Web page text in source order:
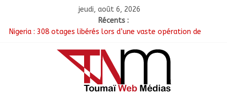
jeudi, août 6, 2026
Récents :
Nigeria : 308 otages libérés lors d’une vaste opération de
Santé : La Commune de N’Djamena et l’OMS renforcent leur
RGPH-3 : Les communautés nomades de Ferrick Kodjoguila se
mobilisent pour le recensement